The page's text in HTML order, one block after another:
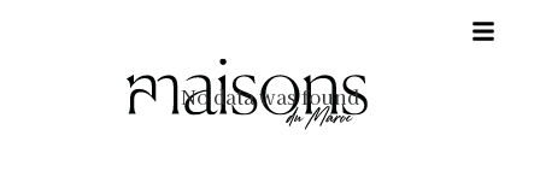
No data was found